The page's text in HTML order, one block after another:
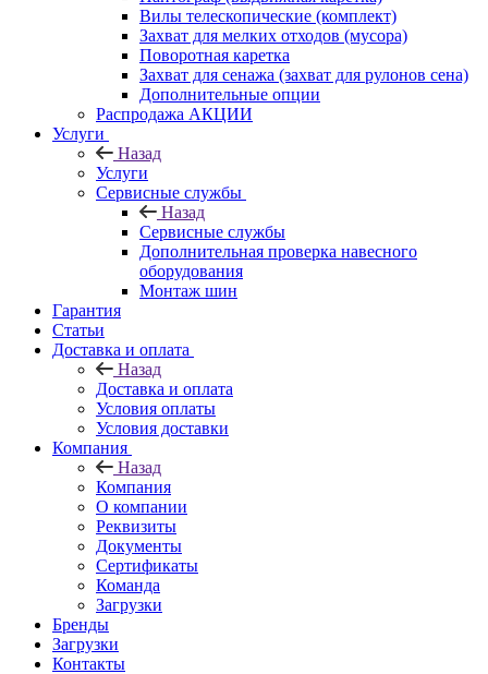
Вилы телескопические (комплект)
Захват для мелких отходов (мусора)
Поворотная каретка
Захват для сенажа (захват для рулонов сена)
Дополнительные опции
Распродажа АКЦИИ
Услуги
Назад
Услуги
Сервисные службы
Назад
Сервисные службы
Дополнительная проверка навесного
оборудования
Монтаж шин
Гарантия
Статьи
Доставка и оплата
Назад
Доставка и оплата
Условия оплаты
Условия доставки
Компания
Назад
Компания
О компании
Реквизиты
Документы
Сертификаты
Команда
Загрузки
Бренды
Загрузки
Контакты